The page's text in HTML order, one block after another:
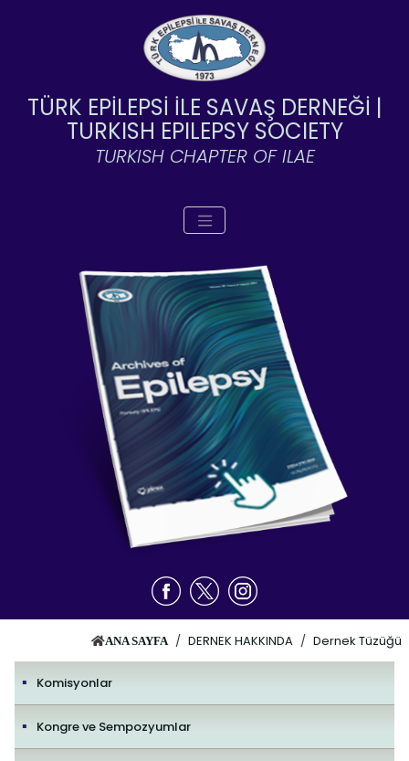
TÜRK EPİLEPSİ İLE SAVAŞ DERNEĞİ |
TURKISH EPILEPSY SOCIETY
TURKISH CHAPTER OF ILAE
ANA SAYFA / DERNEK HAKKINDA / Dernek Tüzüğü
Komisyonlar
Kongre ve Sempozyumlar